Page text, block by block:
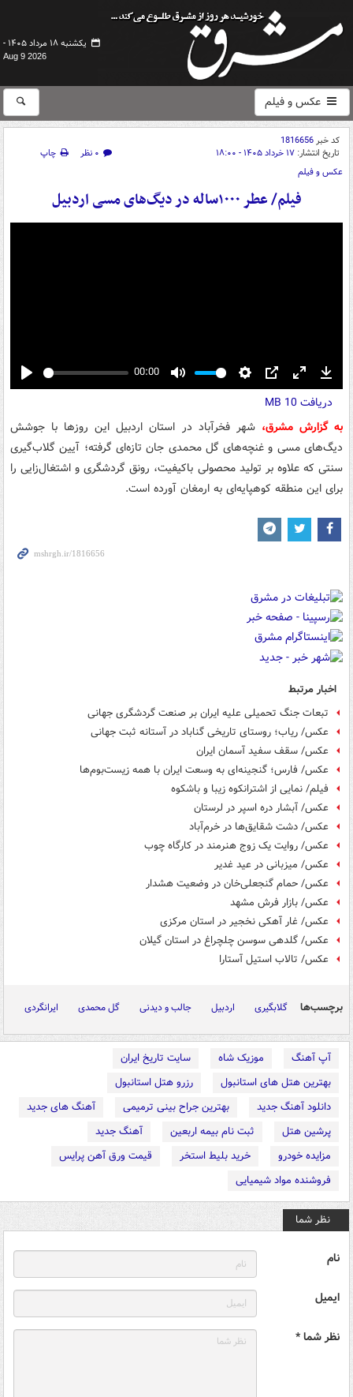
یکشنبه ۱۸ مرداد ۱۴۰۵ -
Aug 9 2026
عکس و فیلم
کد خبر1816656
تاریخ انتشار: ۱۷ خرداد ۱۴۰۵ - ۱۸:۰۰ ۰ نظر
چاپ
عکس و فیلم
فیلم/ عطر ۱۰۰۰ساله در دیگ‌های مسی اردبیل
Play
00:00
Mute Settings
PIP Enter
fullscreen
دریافت 10 MB
به گزارش مشرق، شهر فخرآباد در استان اردبیل این روزها با جوشش
دیگ‌های مسی و غنچه‌های گل محمدی جان تازه‌ای گرفته؛ آیین گلاب‌گیری
سنتی که علاوه بر تولید محصولی باکیفیت، رونق گردشگری و اشتغال‌زایی را
برای این منطقه کوهپایه‌ای به ارمغان آورده است.
اخبار مرتبط
تبعات جنگ تحمیلی علیه ایران بر صنعت گردشگری جهانی
عکس/ ریاب؛ روستای تاریخی گناباد در آستانه ثبت جهانی
عکس/ سقف سفید آسمان ایران
عکس/ فارس؛ گنجینه‌ای به وسعت ایران با همه زیست‌بوم‌ها
فیلم/ نمایی از اشترانکوه زیبا و باشکوه
عکس/ آبشار دره اسپر در لرستان
عکس/ دشت شقایق‌ها در خرم‌آباد
عکس/ روایت یک زوج هنرمند در کارگاه چوب
عکس/ میزبانی در عید غدیر
عکس/ حمام گنجعلی‌خان در وضعیت هشدار
عکس/ بازار فرش مشهد
عکس/ غار آهکی نخجیر در استان مرکزی
عکس/ گلدهی سوسن چلچراغ در استان گیلان
عکس/ تالاب استیل آستارا
برچسب‌ها گلابگیری اردبیل جالب و دیدنی گل محمدی ایرانگردی
آپ آهنگ موزیک شاه
سایت تاریخ ایران
بهترین هتل های استانبول
رزرو هتل استانبول
دانلود آهنگ جدید
بهترین جراح بینی ترمیمی
آهنگ های جدید
پرشین هتل
ثبت نام بیمه اربعین
آهنگ جدید
مزایده خودرو
خرید بلیط استخر
قیمت ورق آهن پرایس
فروشنده مواد شیمیایی
نظر شما
نام
ایمیل
نظر شما *